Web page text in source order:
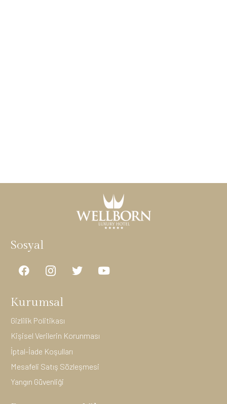
Sosyal
Kurumsal
Gizlilik Politikası
Kişisel Verilerin Korunması
İptal-İade Koşulları
Mesafeli Satış Sözleşmesi
Yangın Güvenliği